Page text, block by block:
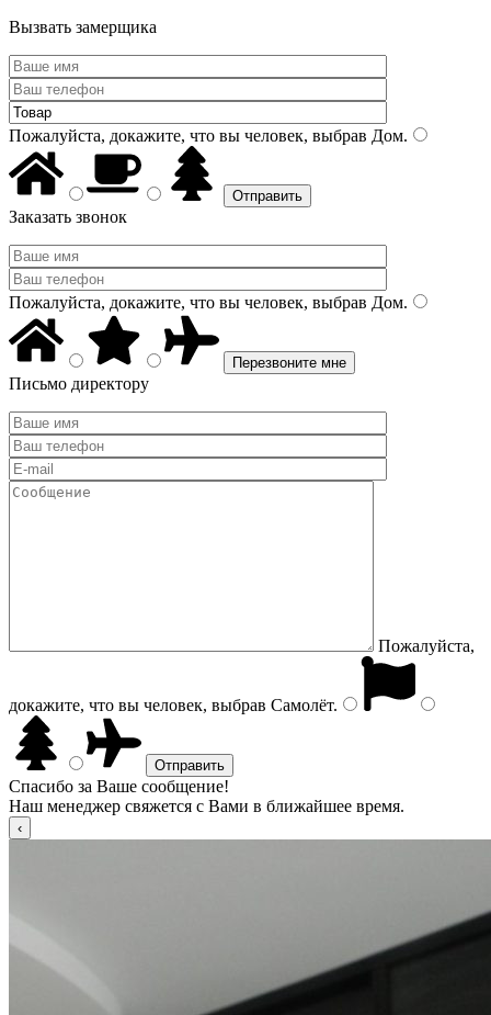
Вызвать замерщика
Пожалуйста, докажите, что вы человек, выбрав Дом.
Заказать звонок
Пожалуйста, докажите, что вы человек, выбрав Дом.
Письмо директору
Пожалуйста,
докажите, что вы человек, выбрав Самолёт.
Спасибо за Ваше сообщение!
Наш менеджер свяжется с Вами в ближайшее время.